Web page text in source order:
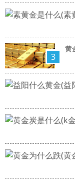
3
黄